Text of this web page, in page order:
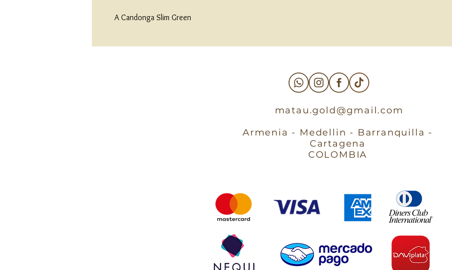
A Candonga Slim Green
matau.gold@gmail.com
Armenia - Medellin - Barranquilla -
Cartagena
COLOMBIA